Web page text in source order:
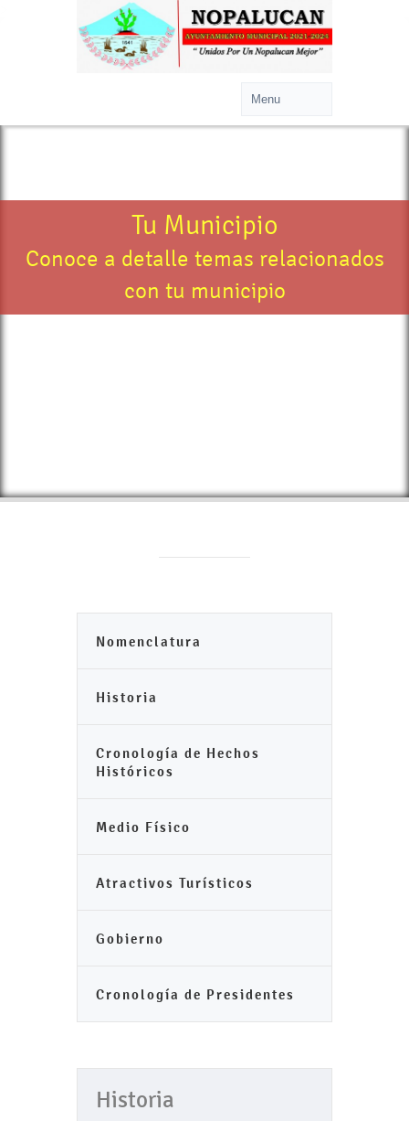
Tu Municipio
Conoce a detalle temas relacionados
con tu municipio
Nomenclatura
Historia
Cronología de Hechos
Históricos
Medio Físico
Atractivos Turísticos
Gobierno
Cronología de Presidentes
Historia